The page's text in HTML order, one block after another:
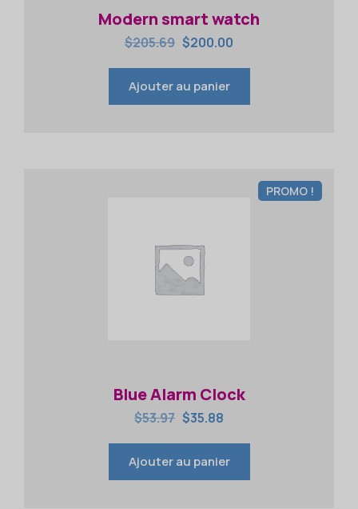
Modern smart watch
$205.69 $200.00
Ajouter au panier
PROMO !
Blue Alarm Clock
$53.97 $35.88
Ajouter au panier